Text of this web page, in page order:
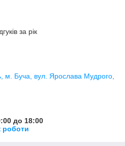
за рік
м. Буча, вул. Ярослава Мудрого,
до 18:00
роботи